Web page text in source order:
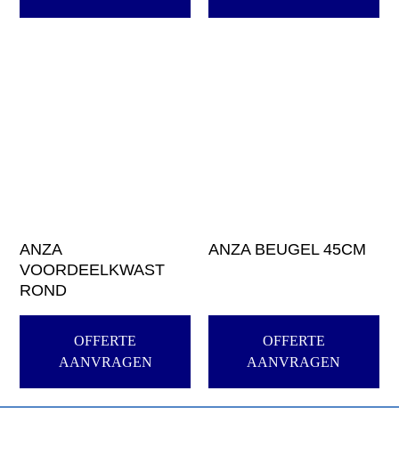
ANZA
VOORDEELKWAST
ROND
OFFERTE
AANVRAGEN
ANZA BEUGEL 45CM
OFFERTE
AANVRAGEN